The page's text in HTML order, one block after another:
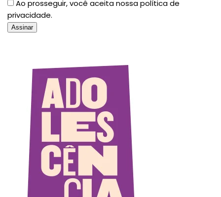
Ao prosseguir, você aceita nossa política de
privacidade.